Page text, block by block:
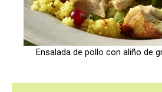
Ensalada de pollo con aliño de